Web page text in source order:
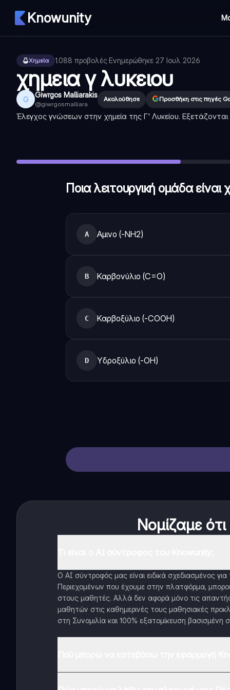
Knowunity
Χημεία 1.088 προβολές·Ενημερώθηκε 27 Ιουλ 2026
χημεια γ λυκειου
G Giwrgos Malliarakis
@giwrgosmalliara
Ακολούθησε Προσθήκη στις πηγές
Έλεγχος γνώσεων στην χημεία της Γ' Λυκείου.
Ποια λειτουργική ομάδα
A Αμινο (-NH2)
B Καρβονύλιο (C=O)
C Καρβοξύλιο (-COOH)
D Υδροξύλιο (-OH)
Οι αιθέρες έχουν γενικό τύπο R-O-R', όπου R και R'
Νομίζαμε
Ο AI σύντροφός μας είναι ειδικά σχεδιασμένος
Περιεχομένων που έχουμε στην πλατφόρμα,
στους μαθητές. Αλλά δεν αφορά μόνο τις
μαθητών στις καθημερινές τους μαθησιακές
στη Συνομιλία και 100% εξατομίκευση